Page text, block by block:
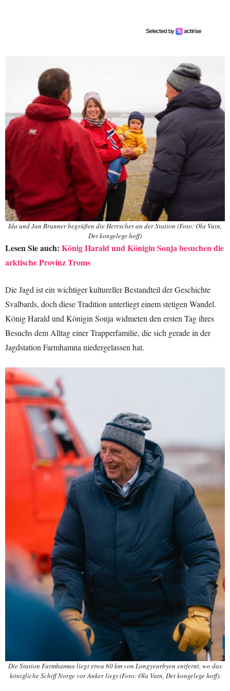
Ida und Jan Brunner begrüßen die Herrscher an der Station (Foto: Ola Vatn,
Det kongelege hoff)
Lesen Sie auch: König Harald und Königin Sonja besuchen die
arktische Provinz Troms
Die Jagd ist ein wichtiger kultureller Bestandteil der Geschichte
Svalbards, doch diese Tradition unterliegt einem stetigen Wandel.
König Harald und Königin Sonja widmeten den ersten Tag ihres
Besuchs dem Alltag einer Trapperfamilie, die sich gerade in der
Jagdstation Farmhamna niedergelassen hat.
Die Station Farmhamna liegt etwa 60 km von Longyearbyen entfernt, wo das
königliche Schiff Norge vor Anker liegt (Foto: Ola Vatn, Det kongelege hoff).